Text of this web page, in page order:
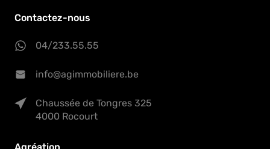
Contactez-nous
04/233.55.55
info@agimmobiliere.be
Chaussée de Tongres 325
4000 Rocourt